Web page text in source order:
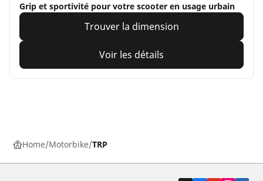
Grip et sportivité pour votre scooter en usage urbain
Trouver la dimension
Voir les détails
Home Motorbike TRP